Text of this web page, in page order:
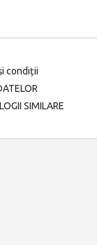
condiții
SIMILARE